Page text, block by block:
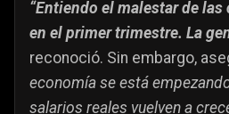
“Entiendo el malestar de las
en el primer trimestre. La
reconoció. Sin embargo,
economía se está
salarios reales vuelven a